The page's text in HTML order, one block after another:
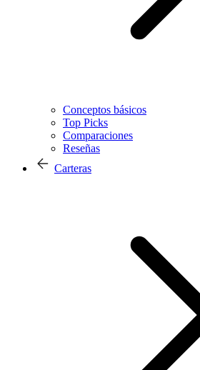
Conceptos básicos
Top Picks
Comparaciones
Reseñas
Carteras